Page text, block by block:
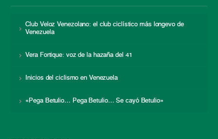
Club Veloz Venezolano: el club ciclístico más longevo de
Venezuela
Vera Fortique: voz de la hazaña del 41
Inicios del ciclismo en Venezuela
«Pega Betulio… Pega Betulio… Se cayó Betulio»